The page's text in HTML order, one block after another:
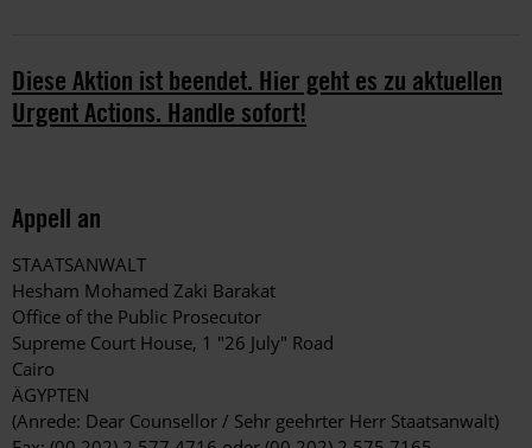
Diese Aktion ist beendet. Hier geht es zu aktuellen
Urgent Actions. Handle sofort!
Appell an
STAATSANWALT
Hesham Mohamed Zaki Barakat
Office of the Public Prosecutor
Supreme Court House, 1 "26 July" Road
Cairo
ÄGYPTEN
(Anrede: Dear Counsellor / Sehr geehrter Herr Staatsanwalt)